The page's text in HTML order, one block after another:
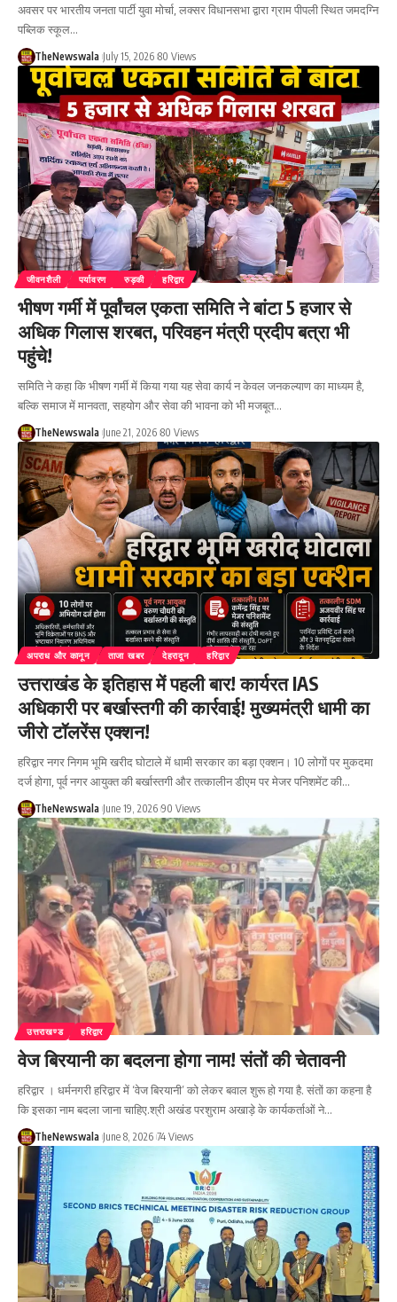
अवसर पर भारतीय जनता पार्टी युवा मोर्चा, लक्सर विधानसभा द्वारा ग्राम पीपली स्थित जमदग्नि
पब्लिक स्कूल…
TheNewswala July 15, 2026 80 Views
जीवनशैली पर्यावरण रुड़की हरिद्वार
भीषण गर्मी में पूर्वांचल एकता समिति ने बांटा 5 हजार से
अधिक गिलास शरबत, परिवहन मंत्री प्रदीप बत्रा भी
पहुंचे!
समिति ने कहा कि भीषण गर्मी में किया गया यह सेवा कार्य न केवल जनकल्याण का माध्यम है,
बल्कि समाज में मानवता, सहयोग और सेवा की भावना को भी मजबूत…
TheNewswala June 21, 2026 80 Views
अपराध और कानून ताजा खबर देहरादून हरिद्वार
उत्तराखंड के इतिहास में पहली बार! कार्यरत IAS
अधिकारी पर बर्खास्तगी की कार्रवाई! मुख्यमंत्री धामी का
जीरो टॉलरेंस एक्शन!
हरिद्वार नगर निगम भूमि खरीद घोटाले में धामी सरकार का बड़ा एक्शन। 10 लोगों पर मुकदमा
दर्ज होगा, पूर्व नगर आयुक्त की बर्खास्तगी और तत्कालीन डीएम पर मेजर पनिशमेंट की…
TheNewswala June 19, 2026 90 Views
उत्तराखण्ड हरिद्वार
वेज बिरयानी का बदलना होगा नाम! संतों की चेतावनी
हरिद्वार । धर्मनगरी हरिद्वार में ‘वेज बिरयानी’ को लेकर बवाल शुरू हो गया है. संतों का कहना है
कि इसका नाम बदला जाना चाहिए.श्री अखंड परशुराम अखाड़े के कार्यकर्ताओं ने…
TheNewswala June 8, 2026 74 Views